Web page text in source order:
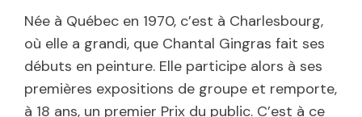
Née à Québec en 1970, c’est à Charlesbourg,
où elle a grandi, que Chantal Gingras fait ses
débuts en peinture. Elle participe alors à ses
premières expositions de groupe et remporte,
à 18 ans, un premier Prix du public. C’est à ce